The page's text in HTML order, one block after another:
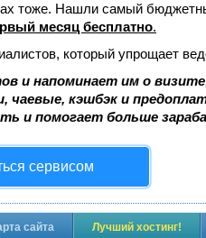
тоже. Нашли самый
месяц бесплатно.
который упрощает
и напоминает им о
чаевые, кэшбэк и
и помогает больше
сервисом
сайта Лучший хостинг!